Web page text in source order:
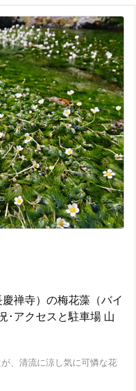
禅寺）の梅花藻（バイ
･アクセスと駐車場 山
、清流に涼し気に可憐な花